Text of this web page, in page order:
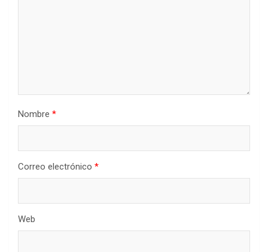
Nombre *
Correo electrónico *
Web